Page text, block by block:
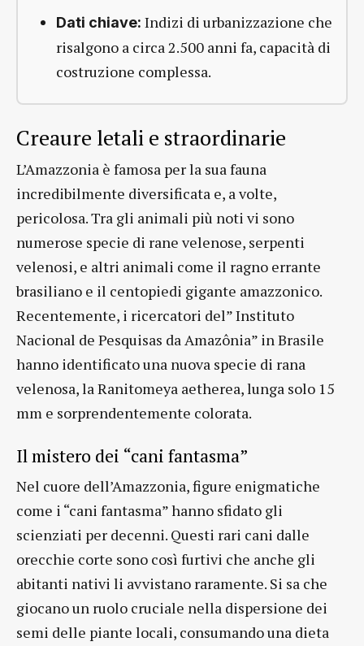
Dati chiave: Indizi di urbanizzazione che
risalgono a circa 2.500 anni fa, capacità di
costruzione complessa.
Creaure letali e straordinarie
L’Amazzonia è famosa per la sua fauna
incredibilmente diversificata e, a volte,
pericolosa. Tra gli animali più noti vi sono
numerose specie di rane velenose, serpenti
velenosi, e altri animali come il ragno errante
brasiliano e il centopiedi gigante amazzonico.
Recentemente, i ricercatori del” Instituto
Nacional de Pesquisas da Amazônia” in Brasile
hanno identificato una nuova specie di rana
velenosa, la Ranitomeya aetherea, lunga solo 15
mm e sorprendentemente colorata.
Il mistero dei “cani fantasma”
Nel cuore dell’Amazzonia, figure enigmatiche
come i “cani fantasma” hanno sfidato gli
scienziati per decenni. Questi rari cani dalle
orecchie corte sono così furtivi che anche gli
abitanti nativi li avvistano raramente. Si sa che
giocano un ruolo cruciale nella dispersione dei
semi delle piante locali, consumando una dieta